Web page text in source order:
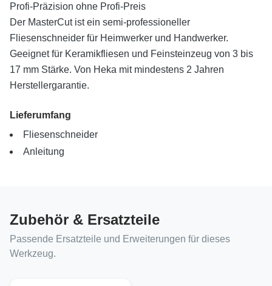
Profi-Präzision ohne Profi-Preis
Der MasterCut ist ein semi-professioneller
Fliesenschneider für Heimwerker und Handwerker.
Geeignet für Keramikfliesen und Feinsteinzeug von 3 bis
17 mm Stärke. Von Heka mit mindestens 2 Jahren
Herstellergarantie.
Lieferumfang
Fliesenschneider
Anleitung
Zubehör & Ersatzteile
Passende Ersatzteile und Erweiterungen für dieses
Werkzeug.